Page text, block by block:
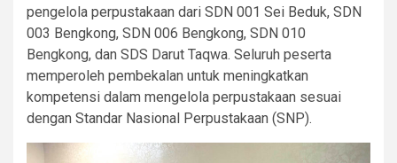
pengelola perpustakaan dari SDN 001 Sei Beduk, SDN
003 Bengkong, SDN 006 Bengkong, SDN 010
Bengkong, dan SDS Darut Taqwa. Seluruh peserta
memperoleh pembekalan untuk meningkatkan
kompetensi dalam mengelola perpustakaan sesuai
dengan Standar Nasional Perpustakaan (SNP).